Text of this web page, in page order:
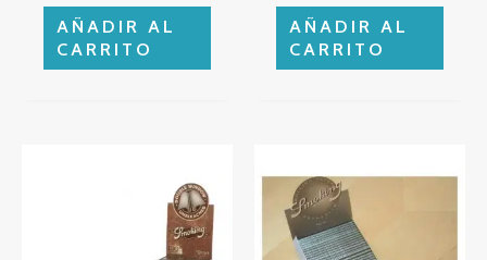
AÑADIR AL
CARRITO
AÑADIR AL
CARRITO